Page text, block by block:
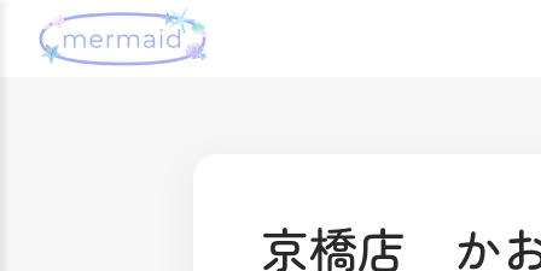
京橋店 か